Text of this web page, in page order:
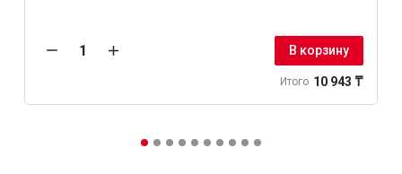
В корзину
Итого 10 943 ₸